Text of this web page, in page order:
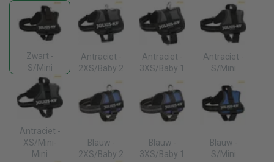
Zwart -
S/Mini
Antraciet -
2XS/Baby 2
Antraciet -
3XS/Baby 1
Antraciet -
S/Mini
Antraciet -
XS/Mini-
Mini
Blauw -
2XS/Baby 2
Blauw -
3XS/Baby 1
Blauw -
S/Mini